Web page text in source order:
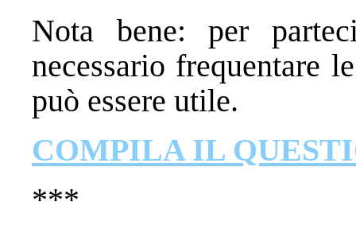
Nota bene: per
necessario frequentare
può essere utile.
COMPILA IL
***